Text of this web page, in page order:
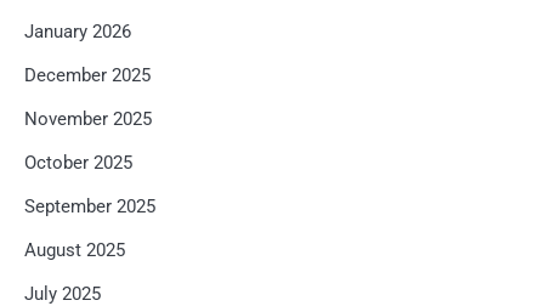
January 2026
December 2025
November 2025
October 2025
September 2025
August 2025
July 2025